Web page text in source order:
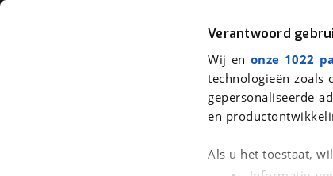
Verantwoord
Wij en onze 1022
technologieën zoals
gepersonaliseerde
en
Als u het toestaat,
Auto Fiets
Jeugdfiets
We hebben 1 fiets voor je